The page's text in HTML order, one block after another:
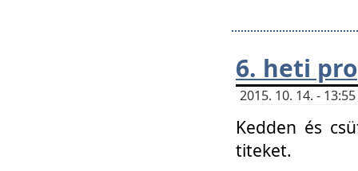
6. heti
2015. 10. 14. -
Kedden és
titeket.